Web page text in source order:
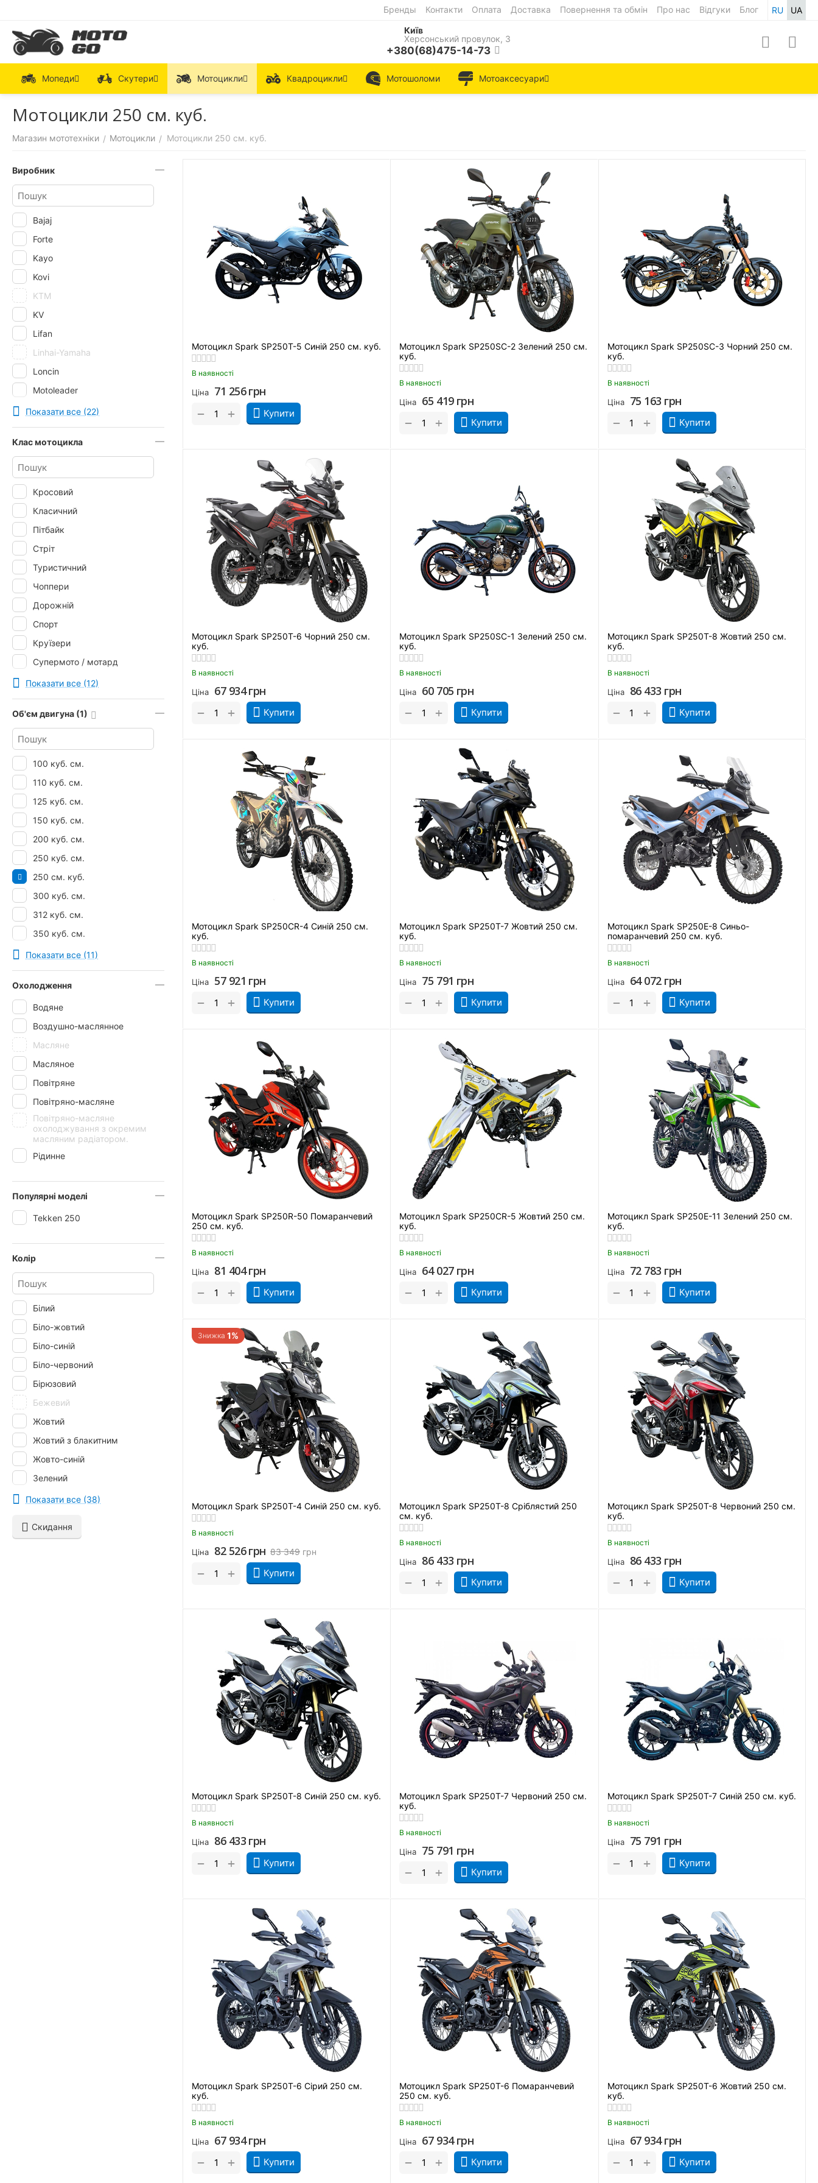
RU UA
Бренды Контакти Оплата Доставка Повернення та обмін Про нас Відгуки
Блог
Київ
Херсонський провулок, 3
+380(68)475-14-73
Мопеди Скутери Мотоцикли Квадроцикли Мотошоломи Мотоаксесуари
Мотоцикли 250 см. куб.
Магазин мототехніки / Мотоцикли / Мотоцикли 250 см. куб.
Мотоцикл Spark SP250T-5 Синій 250 см. куб.
В наявності
Ціна 71 256грн
Купити
+
−
Мотоцикл Spark SP250SC-2 Зелений 250 см.
куб.
В наявності
Ціна 65 419 грн
Купити
+
−
Мотоцикл Spark SP250SC-3 Чорний 250 см.
куб.
В наявності
Ціна 75 163 грн
Купити
+
−
Мотоцикл Spark SP250T-6 Чорний 250 см.
куб.
В наявності
Ціна 67 934грн
Купити
+
−
Мотоцикл Spark SP250SC-1 Зелений 250 см.
куб.
В наявності
Ціна 60 705 грн
Купити
+
−
Мотоцикл Spark SP250T-8 Жовтий 250 см.
куб.
В наявності
Ціна 86 433 грн
Купити
+
−
Мотоцикл Spark SP250CR-4 Синій 250 см.
куб.
В наявності
Ціна 57 921 грн
Купити
+
−
Мотоцикл Spark SP250T-7 Жовтий 250 см.
куб.
В наявності
Ціна 75 791 грн
Купити
+
−
Мотоцикл Spark SP250E-8 Синьо-
помаранчевий 250 см. куб.
В наявності
Ціна 64 072 грн
Купити
+
−
Мотоцикл Spark SP250R-50 Помаранчевий
250 см. куб.
В наявності
Ціна 81 404грн
Купити
+
−
Мотоцикл Spark SP250CR-5 Жовтий 250 см.
куб.
В наявності
Ціна 64 027 грн
Купити
+
−
Мотоцикл Spark SP250E-11 Зелений 250 см.
куб.
В наявності
Ціна 72 783 грн
Купити
+
−
Знижка 1%
Мотоцикл Spark SP250T-4 Синій 250 см. куб.
В наявності
83 349 грн
Ціна 82 526грн
Купити
+
−
Мотоцикл Spark SP250T-8 Сріблястий 250
см. куб.
В наявності
Ціна 86 433 грн
Купити
+
−
Мотоцикл Spark SP250T-8 Червоний 250 см.
куб.
В наявності
Ціна 86 433 грн
Купити
+
−
Мотоцикл Spark SP250T-8 Синій 250 см. куб.
В наявності
Ціна 86 433 грн
Купити
+
−
Мотоцикл Spark SP250T-7 Червоний 250 см.
куб.
В наявності
Ціна 75 791 грн
Купити
+
−
Мотоцикл Spark SP250T-7 Синій 250 см. куб.
В наявності
Ціна 75 791 грн
Купити
+
−
Мотоцикл Spark SP250T-6 Сірий 250 см.
куб.
В наявності
Ціна 67 934грн
Купити
+
−
Мотоцикл Spark SP250T-6 Помаранчевий
250 см. куб.
В наявності
Ціна 67 934 грн
Купити
+
−
Мотоцикл Spark SP250T-6 Жовтий 250 см.
куб.
В наявності
Ціна 67 934 грн
Купити
+
−
Виробник
Bajaj
Forte
Kayo
Kovi
KTM
KV
Lifan
Linhai-Yamaha
Loncin
Motoleader
Musstang
Qingqi
RIDER
Senke
Показати все (22)
Клас мотоцикла
Кросовий
Класичний
Пітбайк
Стріт
Туристичний
Чоппери
Дорожній
Спорт
Круїзери
Супермото / мотард
Ендуро
Вантажний
Показати все (12)
Об'єм двигуна (1)
100 куб. см.
110 куб. см.
125 куб. см.
150 куб. см.
200 куб. см.
250 куб. см.
250 см. куб.
300 куб. см.
312 куб. см.
350 куб. см.
400 куб. см.
Показати все (11)
Охолодження
Водяне
Воздушно-маслянное
Масляне
Масляное
Повітряне
Повітряно-масляне
Повітряно-масляне
охолоджування з окремим
масляним радіатором.
Рідинне
Популярні моделі
Tekken 250
Колір
Білий
Біло-жовтий
Біло-синій
Біло-червоний
Бірюзовий
Бежевий
Жовтий
Жовтий з блакитним
Жовто-синій
Зелений
Зелено-чорний
Кавово-матовий
Показати все (38)
Скидання